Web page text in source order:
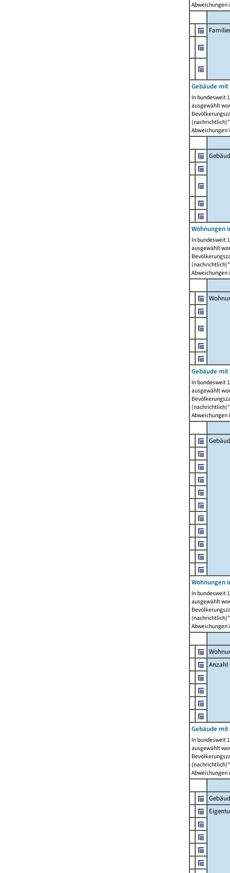
Abweichungen
Gebäude
In bundesweit
ausgewählt
Abweichungen
Wohnungen
In bundesweit
ausgewählt
Abweichungen
Gebäude
In bundesweit
ausgewählt
Abweichungen
Wohnungen
In bundesweit
ausgewählt
Abweichungen
Anzahl
Gebäude
In bundesweit
ausgewählt
Abweichungen